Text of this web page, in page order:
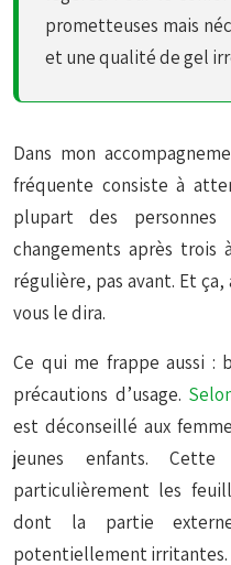
prometteuses mais
et une qualité de gel
Dans mon
fréquente consiste à
plupart des
changements après trois
régulière, pas avant. Et
vous le dira.
Ce qui me frappe aussi :
précautions d’usage.
est déconseillé aux
jeunes enfants.
particulièrement les
dont la partie
potentiellement irritantes.